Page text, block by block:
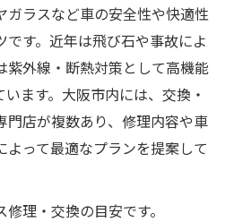
ガラスなど車の安全性や快適性
です。近年は飛び石や事故によ
紫外線・断熱対策として高機能
ます。大阪市内には、交換・
門店が複数あり、修理内容や車
って最適なプランを提案して
理・交換の目安です。